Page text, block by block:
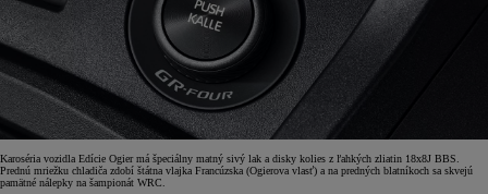
Karoséria vozidla Edície Ogier má špeciálny matný sivý lak a disky kolies z ľahkých zliatin 18x8J BBS.
Prednú mriežku chladiča zdobí štátna vlajka Francúzska (Ogierova vlasť) a na predných blatníkoch sa skvejú
pamätné nálepky na šampionát WRC.